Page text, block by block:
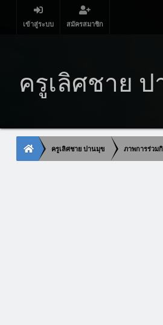
เข้าสู่ระบบ สมัครสมาชิก
ครูเลิศชาย
ครูเลิศชาย ปานมุข ภาพการร่วม